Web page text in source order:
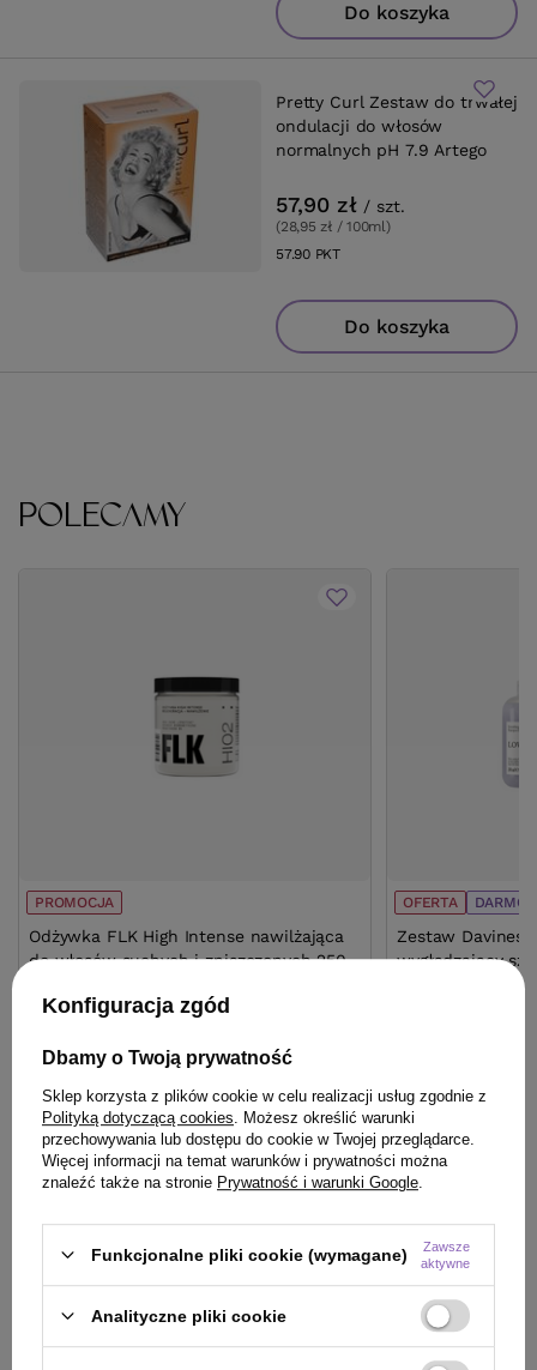
Do koszyka
Pretty Curl Zestaw do trwałej
ondulacji do włosów
normalnych pH 7.9 Artego
57,90 zł / szt.
(28,95 zł / 100ml)
57.90PKTpunktów
Do koszyka
POLECAMY
PROMOCJA
Odżywka FLK High Intense nawilżająca
do włosów suchych i zniszczonych 250
(17,00 zł / 100ml)
Najniższa cena produktu w okresie 30 dni przed
wprowadzeniem obniżki:49,99 zł
OFERTA
Zestaw Davines
wygładzający
Najniższa cena
wprowadzeniem
Cena katalogowa:
Konfiguracja zgód
Dbamy o Twoją prywatność
Sklep korzysta z plików cookie w celu realizacji usług zgodnie z
Polityką dotyczącą cookies . Możesz określić warunki
przechowywania lub dostępu do cookie w Twojej przeglądarce.
Więcej informacji na temat warunków i prywatności można
znaleźć także na stronie Prywatność i warunki Google
Funkcjonalne pliki cookie (wymagane)
Zawsze
aktywne
Analityczne pliki cookie